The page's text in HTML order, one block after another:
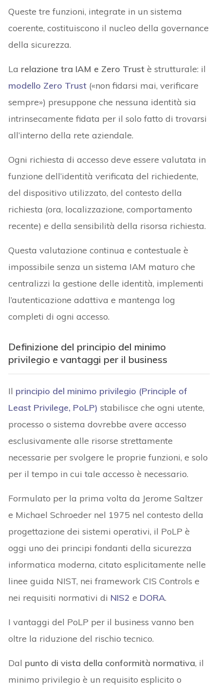
Queste tre funzioni, integrate in un sistema
coerente, costituiscono il nucleo della governance
della sicurezza.
La relazione tra IAM e Zero Trust è strutturale: il
modello Zero Trust («non fidarsi mai, verificare
sempre») presuppone che nessuna identità sia
intrinsecamente fidata per il solo fatto di trovarsi
all’interno della rete aziendale.
Ogni richiesta di accesso deve essere valutata in
funzione dell’identità verificata del richiedente,
del dispositivo utilizzato, del contesto della
richiesta (ora, localizzazione, comportamento
recente) e della sensibilità della risorsa richiesta.
Questa valutazione continua e contestuale è
impossibile senza un sistema IAM maturo che
centralizzi la gestione delle identità, implementi
l’autenticazione adattiva e mantenga log
completi di ogni accesso.
Definizione del principio del minimo
privilegio e vantaggi per il business
Il principio del minimo privilegio (Principle of
Least Privilege, PoLP) stabilisce che ogni utente,
processo o sistema dovrebbe avere accesso
esclusivamente alle risorse strettamente
necessarie per svolgere le proprie funzioni, e solo
per il tempo in cui tale accesso è necessario.
Formulato per la prima volta da Jerome Saltzer
e Michael Schroeder nel 1975 nel contesto della
progettazione dei sistemi operativi, il PoLP è
oggi uno dei principi fondanti della sicurezza
informatica moderna, citato esplicitamente nelle
linee guida NIST, nei framework CIS Controls e
nei requisiti normativi di NIS2 e DORA.
I vantaggi del PoLP per il business vanno ben
oltre la riduzione del rischio tecnico.
Dal punto di vista della conformità normativa, il
minimo privilegio è un requisito esplicito o